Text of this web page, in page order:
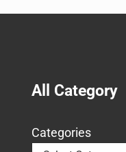
All Category
Categories